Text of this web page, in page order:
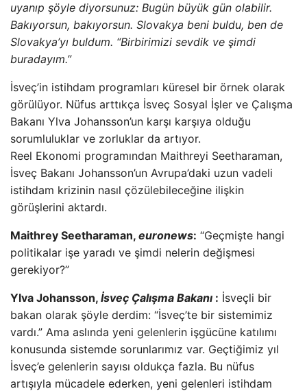
uyanıp şöyle diyorsunuz: Bugün büyük gün olabilir.
Bakıyorsun, bakıyorsun. Slovakya beni buldu, ben de
Slovakya’yı buldum. “Birbirimizi sevdik ve şimdi
buradayım.”
İsveç’in istihdam programları küresel bir örnek olarak
görülüyor. Nüfus arttıkça İsveç Sosyal İşler ve Çalışma
Bakanı Ylva Johansson’un karşı karşıya olduğu
sorumluluklar ve zorluklar da artıyor.
Reel Ekonomi programından Maithreyi Seetharaman,
İsveç Bakanı Johansson’un Avrupa’daki uzun vadeli
istihdam krizinin nasıl çözülebileceğine ilişkin
görüşlerini aktardı.
Maithrey Seetharaman, euronews: “Geçmişte hangi
politikalar işe yaradı ve şimdi nelerin değişmesi
gerekiyor?”
Ylva Johansson, İsveç Çalışma Bakanı : İsveçli bir
bakan olarak şöyle derdim: “İsveç’te bir sistemimiz
vardı.” Ama aslında yeni gelenlerin işgücüne katılımı
konusunda sistemde sorunlarımız var. Geçtiğimiz yıl
İsveç’e gelenlerin sayısı oldukça fazla. Bu nüfus
artışıyla mücadele ederken, yeni gelenleri istihdam